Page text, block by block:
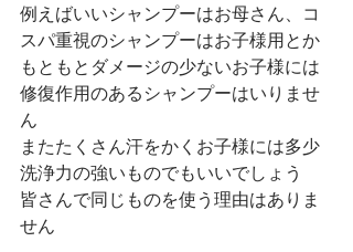
例えばいいシャンプーはお母さん、コ
スパ重視のシャンプーはお子様用とか
もともとダメージの少ないお子様には
修復作用のあるシャンプーはいりませ
ん
またたくさん汗をかくお子様には多少
洗浄力の強いものでもいいでしょう
皆さんで同じものを使う理由はありま
せん